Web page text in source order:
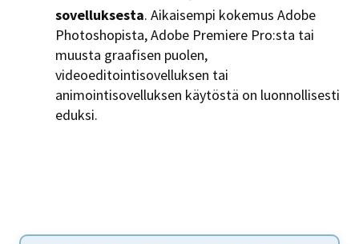
sovelluksesta. Aikaisempi kokemus Adobe
Photoshopista, Adobe Premiere Pro:sta tai
muusta graafisen puolen,
videoeditointisovelluksen tai
animointisovelluksen käytöstä on luonnollisesti
eduksi.